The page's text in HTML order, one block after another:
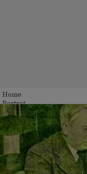
Home
Portret